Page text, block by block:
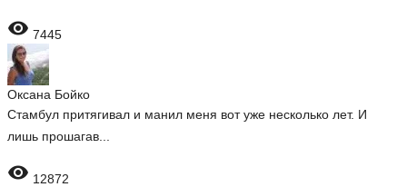
 7445
Оксана Бойко
Стамбул притягивал и манил меня вот уже несколько лет. И
лишь прошагав...
 12872